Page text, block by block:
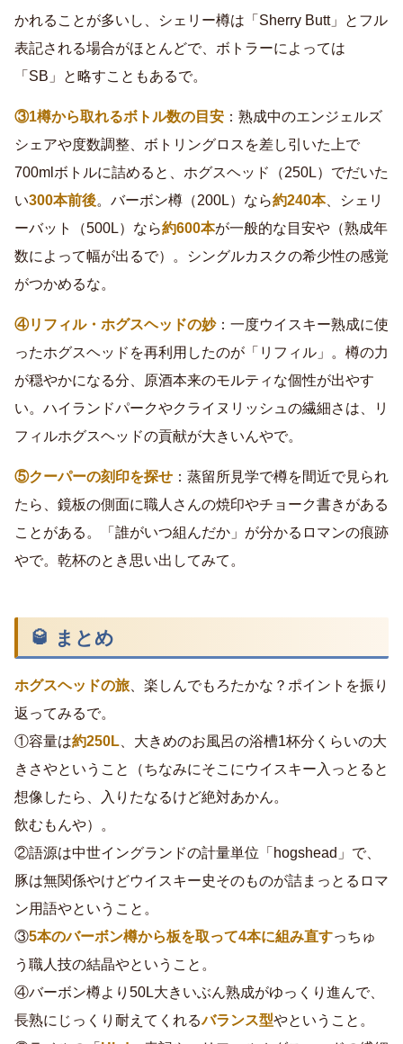
かれることが多いし、シェリー樽は「Sherry Butt」とフル
表記される場合がほとんどで、ボトラーによっては
「SB」と略すこともあるで。
③1樽から取れるボトル数の目安 ：熟成中のエンジェルズ
シェアや度数調整、ボトリングロスを差し引いた上で
700mlボトルに詰めると、ホグスヘッド（250L）でだいた
い300本前後。バーボン樽（200L）なら約240本、シェリ
ーバット（500L）なら約600本が一般的な目安や（熟成年
数によって幅が出るで）。シングルカスクの希少性の感覚
がつかめるな。
④リフィル・ホグスヘッドの妙：一度ウイスキー熟成に使
ったホグスヘッドを再利用したのが「リフィル」。樽の力
が穏やかになる分、原酒本来のモルティな個性が出やす
い。ハイランドパークやクライヌリッシュの繊細さは、リ
フィルホグスヘッドの貢献が大きいんやで。
⑤クーパーの刻印を探せ ：蒸留所見学で樽を間近で見られ
たら、鏡板の側面に職人さんの焼印やチョーク書きがある
ことがある。「誰がいつ組んだか」が分かるロマンの痕跡
やで。乾杯のとき思い出してみて。
🥃 まとめ
ホグスヘッドの旅 、楽しんでもろたかな？ポイントを振り
返ってみるで。
①容量は約250L 、大きめのお風呂の浴槽1杯分くらいの大
きさやということ（ちなみにそこにウイスキー入っとると
想像したら、入りたなるけど絶対あかん。
飲むもんや）。
②語源は中世イングランドの計量単位「hogshead」で、
豚は無関係やけどウイスキー史そのものが詰まっとるロマ
ン用語やということ。
③5本のバーボン樽から板を取って4本に組み直すっちゅ
う職人技の結晶やということ。
④バーボン樽より50L大きいぶん熟成がゆっくり進んで、
長熟にじっくり耐えてくれるバランス型やということ。